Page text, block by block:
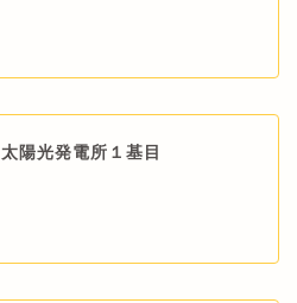
太陽光発電所１基目